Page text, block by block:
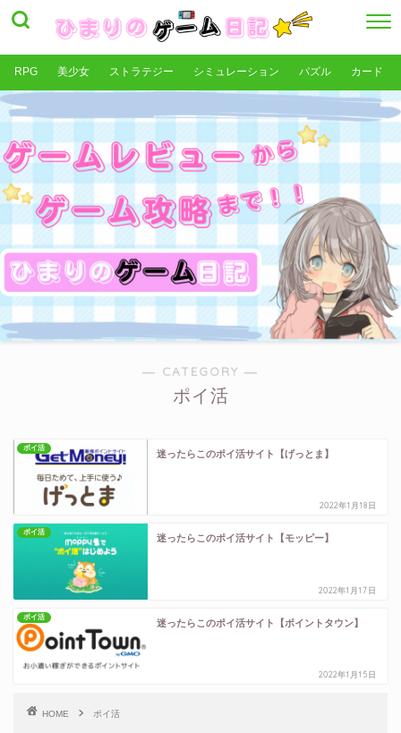
RPG 美少女 ストラテジー シミュレーション パズル カード
― CATEGORY ―
ポイ活
ポイ活
迷ったらこのポイ活サイト【げっとま】
2022年1月18日
ポイ活
迷ったらこのポイ活サイト【モッピー】
2022年1月17日
ポイ活
迷ったらこのポイ活サイト【ポイントタウン】
2022年1月15日
HOME ポイ活